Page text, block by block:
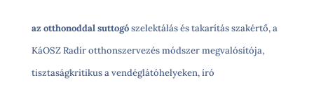
az otthonoddal suttogószelektálás és takarítás szakértő, a
KáOSZ Radír otthonszervezés módszer megvalósítója,
tisztaságkritikus a vendéglátóhelyeken, író